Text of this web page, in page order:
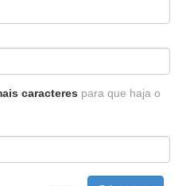
caracteres para que haja o